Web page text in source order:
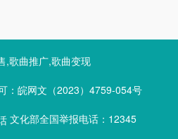
,歌曲推广,歌曲变现
：皖网文（2023）4759-054号
文化部全国举报电话：12345